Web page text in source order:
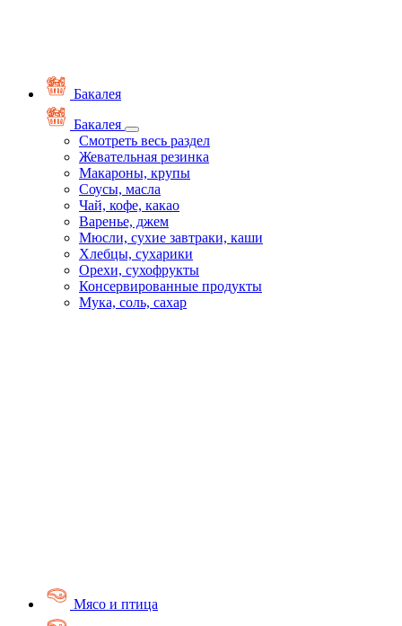
Бакалея
Бакалея
Смотреть весь раздел
Жевательная резинка
Макароны, крупы
Соусы, масла
Чай, кофе, какао
Варенье, джем
Мюсли, сухие завтраки, каши
Хлебцы, сухарики
Орехи, сухофрукты
Консервированные продукты
Мука, соль, сахар
Мясо и птица